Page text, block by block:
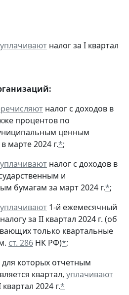
уплачивают налог за I квартал
налог с доходов в
процентов по
ценным
марте 2024 г.*;
уплачивают налог с доходов в
и
бумагам за март 2024 г.*;
уплачивают 1-й ежемесячный
за II квартал 2024 г. (об
только квартальные
ст. 286 НК РФ)*;
которых отчетным
квартал, уплачивают
2024 г.*